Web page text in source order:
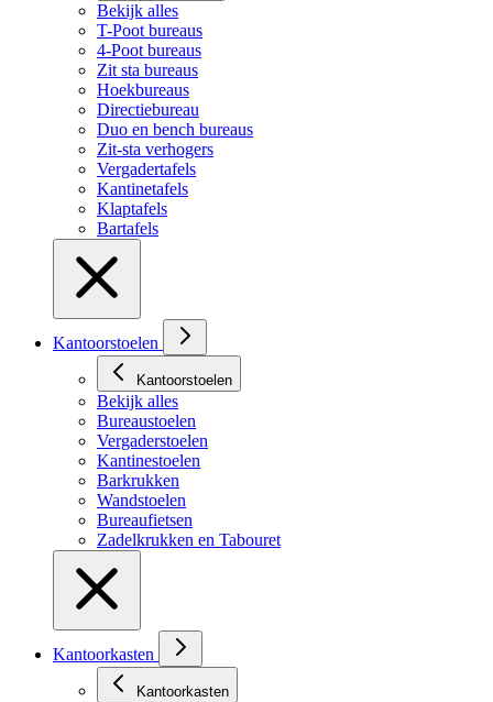
Bekijk alles
T-Poot bureaus
4-Poot bureaus
Zit sta bureaus
Hoekbureaus
Directiebureau
Duo en bench bureaus
Zit-sta verhogers
Vergadertafels
Kantinetafels
Klaptafels
Bartafels
Kantoorstoelen
Kantoorstoelen
Bekijk alles
Bureaustoelen
Vergaderstoelen
Kantinestoelen
Barkrukken
Wandstoelen
Bureaufietsen
Zadelkrukken en Tabouret
Kantoorkasten
Kantoorkasten